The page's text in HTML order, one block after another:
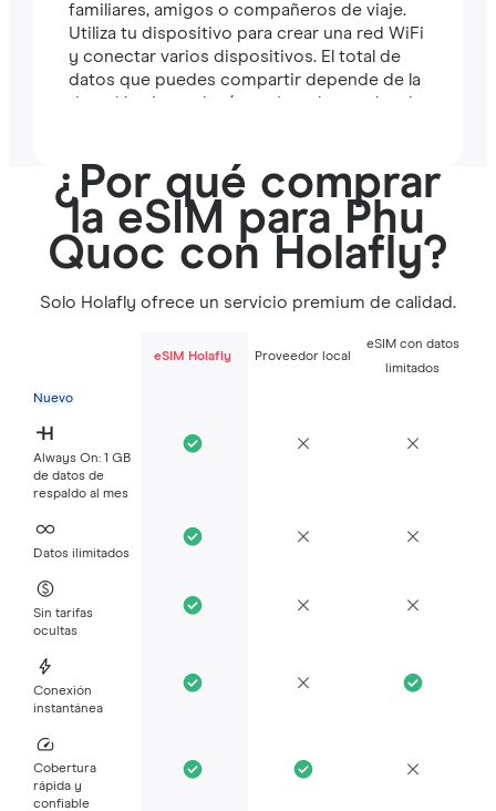
familiares, amigos o compañeros de viaje.
Utiliza tu dispositivo para crear una red WiFi
y conectar varios dispositivos. El total de
datos que puedes compartir depende de la
duración de tu plan (por ejemplo, un plan de
¿Por qué comprar
la eSIM para Phu
Quoc con Holafly?
Solo Holafly ofrece un servicio premium de calidad.
eSIM Holafly Proveedor local
eSIM con datos
limitados
Nuevo
Always On: 1 GB
de datos de
respaldo al mes
Datos ilimitados
Sin tarifas
ocultas
Conexión
instantánea
Cobertura
rápida y
confiable